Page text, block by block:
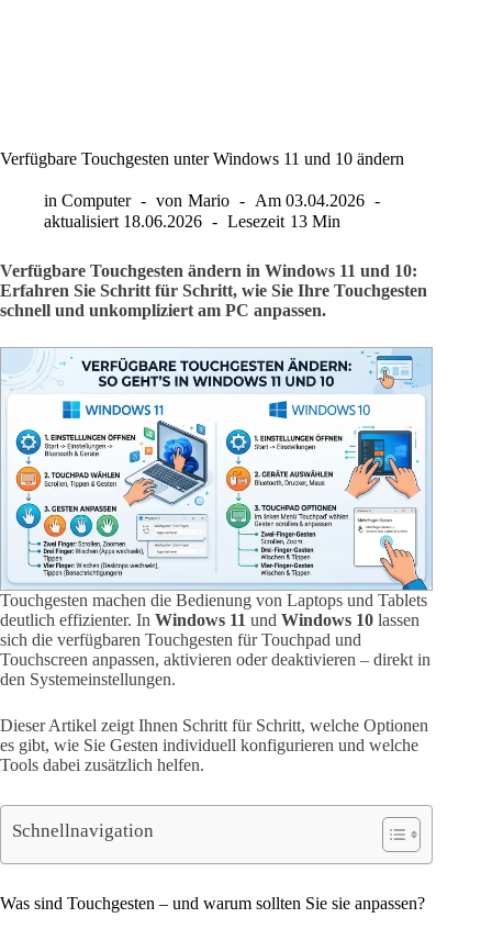
Verfügbare Touchgesten unter Windows 11 und 10 ändern
in Computer von Mario Am 03.04.2026
aktualisiert 18.06.2026 Lesezeit 13 Min
Verfügbare Touchgesten ändern in Windows 11 und 10:
Erfahren Sie Schritt für Schritt, wie Sie Ihre Touchgesten
schnell und unkompliziert am PC anpassen.
Touchgesten machen die Bedienung von Laptops und Tablets
deutlich effizienter. In Windows 11 und Windows 10 lassen
sich die verfügbaren Touchgesten für Touchpad und
Touchscreen anpassen, aktivieren oder deaktivieren – direkt in
den Systemeinstellungen.
Dieser Artikel zeigt Ihnen Schritt für Schritt, welche Optionen
es gibt, wie Sie Gesten individuell konfigurieren und welche
Tools dabei zusätzlich helfen.
Schnellnavigation
Was sind Touchgesten – und warum sollten Sie sie anpassen?